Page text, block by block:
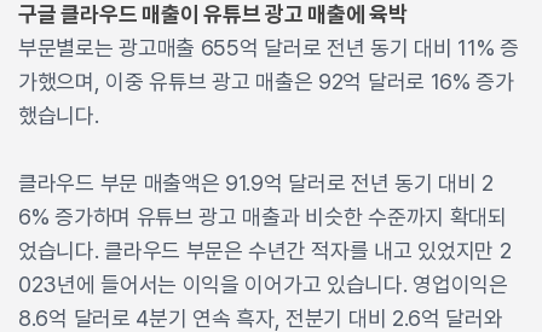
구글 클라우드 매출이 유튜브 광고 매출에 육박
부문별로는 광고매출 655억 달러로 전년 동기 대비 11% 증
가했으며, 이중 유튜브 광고 매출은 92억 달러로 16% 증가
했습니다.
클라우드 부문 매출액은 91.9억 달러로 전년 동기 대비 2
6% 증가하며 유튜브 광고 매출과 비슷한 수준까지 확대되
었습니다. 클라우드 부문은 수년간 적자를 내고 있었지만 2
023년에 들어서는 이익을 이어가고 있습니다. 영업이익은
8.6억 달러로 4분기 연속 흑자, 전분기 대비 2.6억 달러와